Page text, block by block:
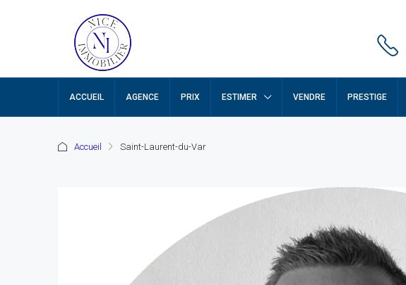
ACCUEIL AGENCE PRIX ESTIMER VENDRE PRESTIGE
Accueil Saint-Laurent-du-Var